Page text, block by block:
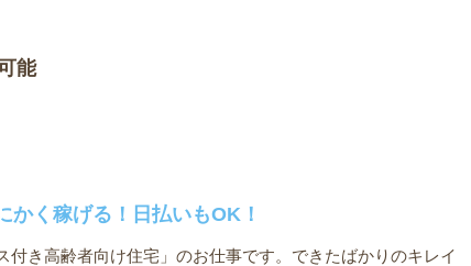
能
く稼げる！日払いもOK！
き高齢者向け住宅」のお仕事です。できたばかりのキレイ